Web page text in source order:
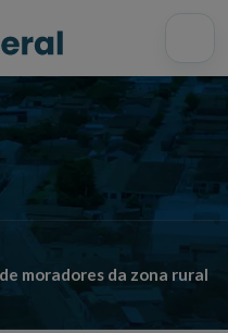
moradores da zona rural